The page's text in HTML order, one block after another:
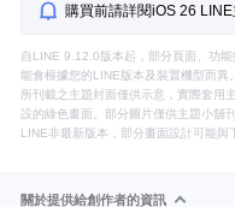
購買前請詳閱iOS 26
自LINE 9.12.0版本起，部分頁面、功
能會根據您的LINE版本及裝置機型而
所刊載之主題封面僅供示意，實際套用
設的綠色畫面。部分圖片僅供主題小舖
LINE非最新版本，部分畫面設計可能與
關於提供給創作者的資訊